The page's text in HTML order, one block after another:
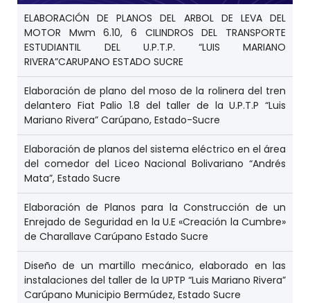
ELABORACIÓN DE PLANOS DEL ARBOL DE LEVA DEL
MOTOR Mwm 6.10, 6 CILINDROS DEL TRANSPORTE
ESTUDIANTIL DEL U.P.T.P. “LUIS MARIANO
RIVERA”CARUPANO ESTADO SUCRE
Elaboración de plano del moso de la rolinera del tren
delantero Fiat Palio 1.8 del taller de la U.P.T.P “Luis
Mariano Rivera” Carúpano, Estado-Sucre
Elaboración de planos del sistema eléctrico en el área
del comedor del Liceo Nacional Bolivariano “Andrés
Mata”, Estado Sucre
Elaboración de Planos para la Construcción de un
Enrejado de Seguridad en la U.E «Creación la Cumbre»
de Charallave Carúpano Estado Sucre
Diseño de un martillo mecánico, elaborado en las
instalaciones del taller de la UPTP “Luis Mariano Rivera”
Carúpano Municipio Bermúdez, Estado Sucre